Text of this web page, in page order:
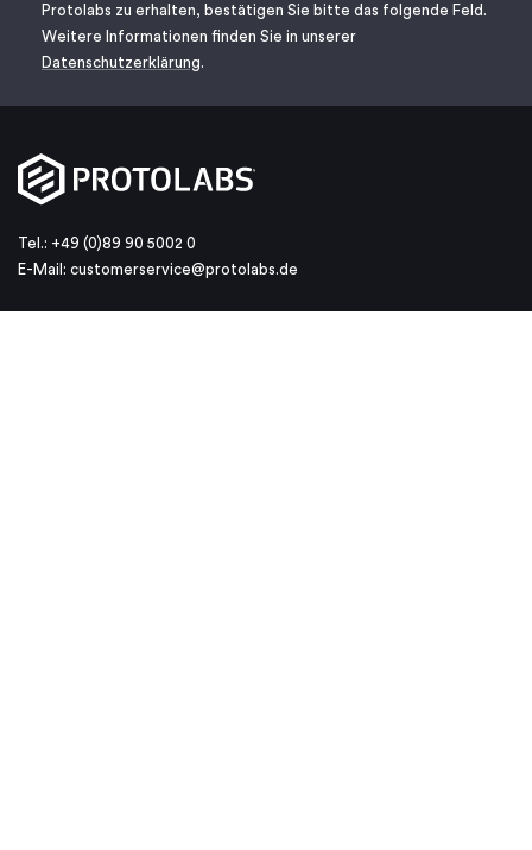
Protolabs zu erhalten, bestätigen Sie bitte das folgende Feld.
Weitere Informationen finden Sie in unserer
Datenschutzerklärung.
Tel.: +49 (0)89 90 5002 0
E-Mail: customerservice@protolabs.de